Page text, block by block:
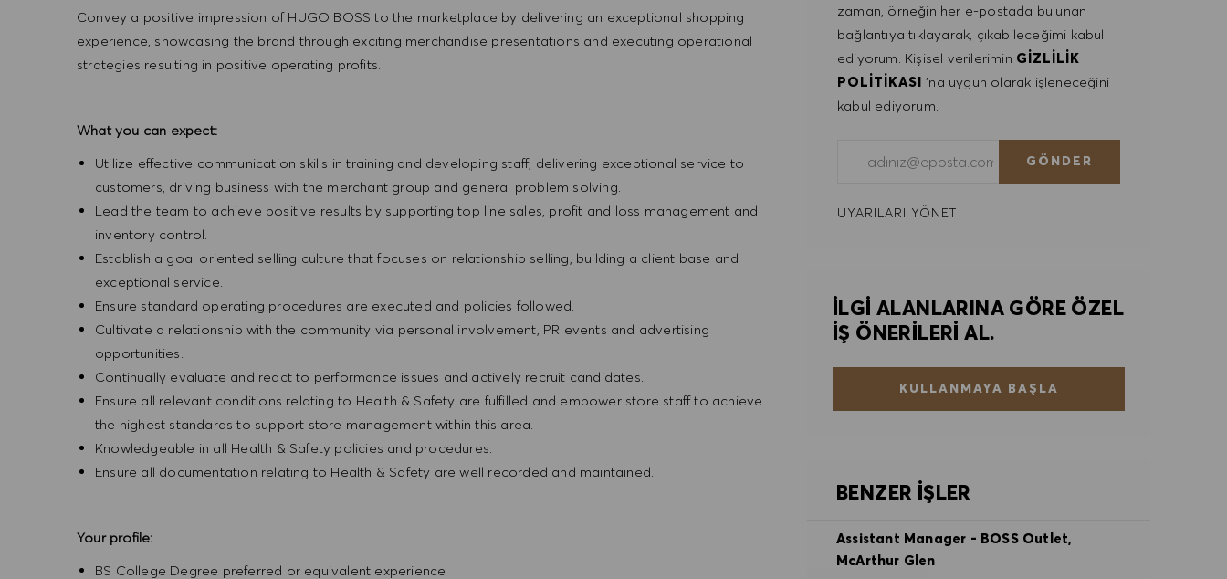
Convey a positive impression of HUGO BOSS to the marketplace by delivering an exceptional shopping
experience, showcasing the brand through exciting merchandise presentations and executing operational
strategies resulting in positive operating profits.
What you can expect:
Utilize effective communication skills in training and developing staff, delivering exceptional service to
customers, driving business with the merchant group and general problem solving.
Lead the team to achieve positive results by supporting top line sales, profit and loss management and
inventory control.
Establish a goal oriented selling culture that focuses on relationship selling, building a client base and
exceptional service.
Ensure standard operating procedures are executed and policies followed.
Cultivate a relationship with the community via personal involvement, PR events and advertising
opportunities.
Continually evaluate and react to performance issues and actively recruit candidates.
Ensure all relevant conditions relating to Health & Safety are fulfilled and empower store staff to achieve
the highest standards to support store management within this area.
Knowledgeable in all Health & Safety policies and procedures.
Ensure all documentation relating to Health & Safety are well recorded and maintained.
Your profile:
BS College Degree preferred or equivalent experience
zaman, örneğin her e-postada bulunan
bağlantıya tıklayarak, çıkabileceğimi kabul
ediyorum. Kişisel verilerimin GIZLILIK
POLITIKASI 'na uygun olarak işleneceğini
kabul ediyorum.
GÖNDER
UYARILARI YÖNET
İLGI ALANLARINA GÖRE ÖZEL
IŞ ÖNERILERI AL.
KULLANMAYA BAŞLA
BENZER İŞLER
Assistant Manager - BOSS Outlet,
McArthur Glen